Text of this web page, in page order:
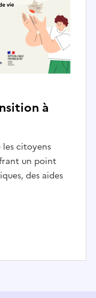
à
les citoyens
un point
des aides